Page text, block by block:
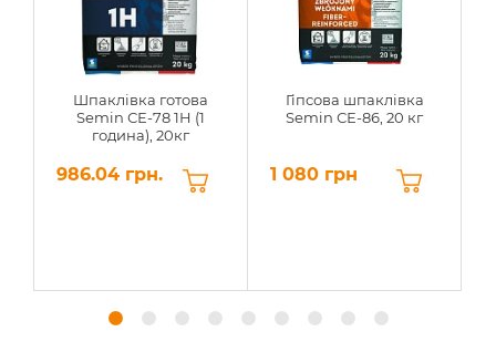
Шпаклівка готова
Semin СЕ-78 1H (1
година), 20кг
986.04 грн.
Гіпсова шпаклівка
Semin СЕ-86, 20 кг
1 080 грн